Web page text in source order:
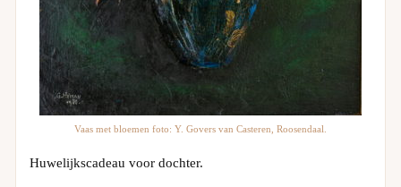
Vaas met bloemen foto: Y. Govers van Casteren, Roosendaal.
Huwelijkscadeau voor dochter.